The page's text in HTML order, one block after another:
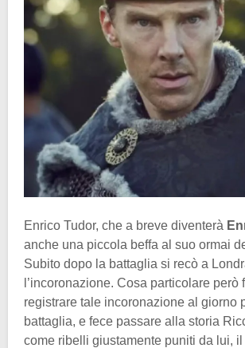
Enrico Tudor, che a breve diventerà
anche una piccola beffa al suo ormai
Subito dopo la battaglia si recò a
l’incoronazione. Cosa particolare però
registrare tale incoronazione al giorno
battaglia, e fece passare alla storia
come ribelli giustamente puniti da lui,